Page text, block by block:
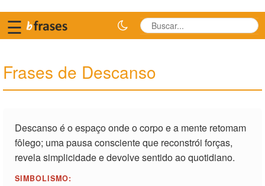
☰
Frases de Descanso
Descanso é o espaço onde o corpo e a mente retomam
fôlego; uma pausa consciente que reconstrói forças,
revela simplicidade e devolve sentido ao quotidiano.
SIMBOLISMO: